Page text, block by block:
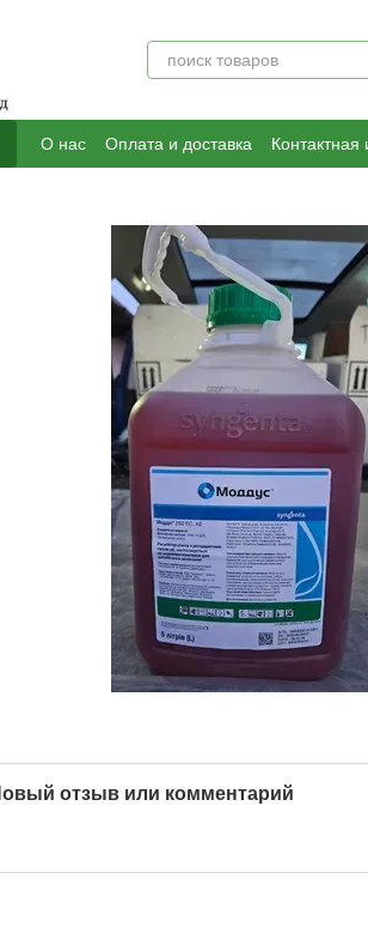
контенту
О нас Оплата и доставка
отзыв или комментарий